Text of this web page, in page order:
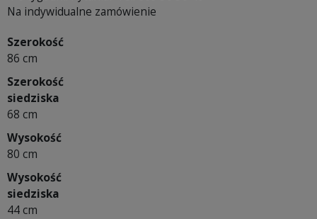
Na indywidualne zamówienie
Szerokość
86 cm
Szerokość
siedziska
68 cm
Wysokość
80 cm
Wysokość
siedziska
44 cm